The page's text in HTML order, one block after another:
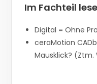
Im Fachteil
Digital = Ohne
ceraMotion
Mausklick?